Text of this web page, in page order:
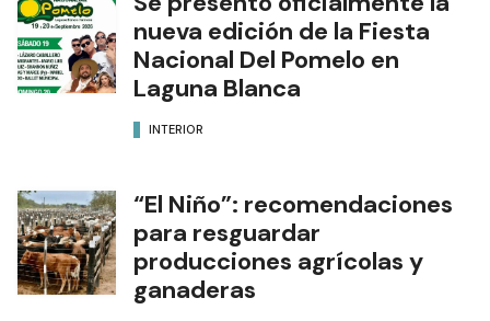
nueva edición de la Fiesta
Nacional Del Pomelo en
Laguna Blanca
INTERIOR
“El Niño”: recomendaciones
para resguardar
producciones agrícolas y
ganaderas